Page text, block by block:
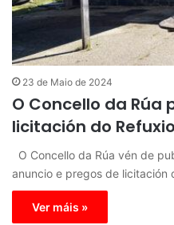
23 de Maio de 2024
O Concello da Rúa
licitación do Refuxio
O Concello da Rúa vén de
anuncio e pregos de licitación
Ver máis »